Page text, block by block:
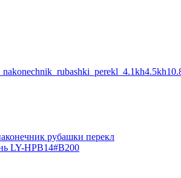
рубашки перекл
LY-HPB14#B200